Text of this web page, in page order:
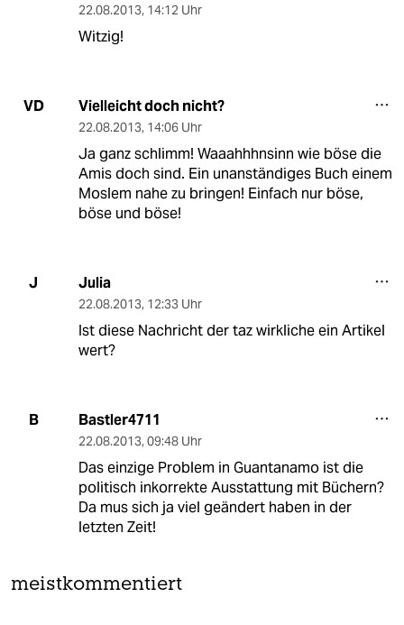
22.08.2013, 14:12 Uhr
Witzig!
VD Vielleicht doch nicht?
22.08.2013, 14:06 Uhr
Ja ganz schlimm! Waaahhhnsinn wie böse die
Amis doch sind. Ein unanständiges Buch einem
Moslem nahe zu bringen! Einfach nur böse,
böse und böse!
J Julia
22.08.2013, 12:33 Uhr
Ist diese Nachricht der taz wirkliche ein Artikel
wert?
B Bastler4711
22.08.2013, 09:48 Uhr
Das einzige Problem in Guantanamo ist die
politisch inkorrekte Ausstattung mit Büchern?
Da mus sich ja viel geändert haben in der
letzten Zeit!
meistkommentiert